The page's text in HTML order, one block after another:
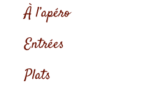
À l’apéro
Entrées
Plats